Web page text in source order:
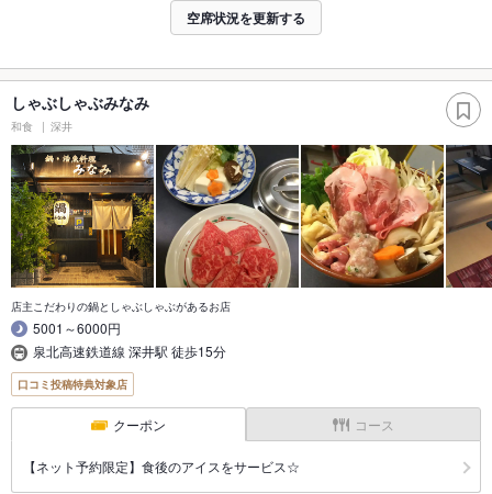
空席状況を更新する
しゃぶしゃぶみなみ
和食 深井
店主こだわりの鍋としゃぶしゃぶがあるお店
5001～6000円
泉北高速鉄道線 深井駅 徒歩15分
口コミ投稿特典対象店
クーポン コース
【ネット予約限定】食後のアイスをサービス☆